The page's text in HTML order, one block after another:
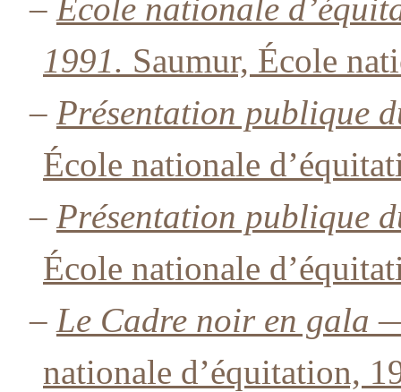
– École nationale
1991. Saumur, École
– Présentation publique
École nationale
– Présentation publique
École nationale
– Le Cadre noir en gala
nationale d’équitation,